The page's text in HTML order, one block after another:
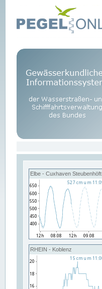
Elbe - Cuxhaven Steubenhöft
RHEIN - Koblenz